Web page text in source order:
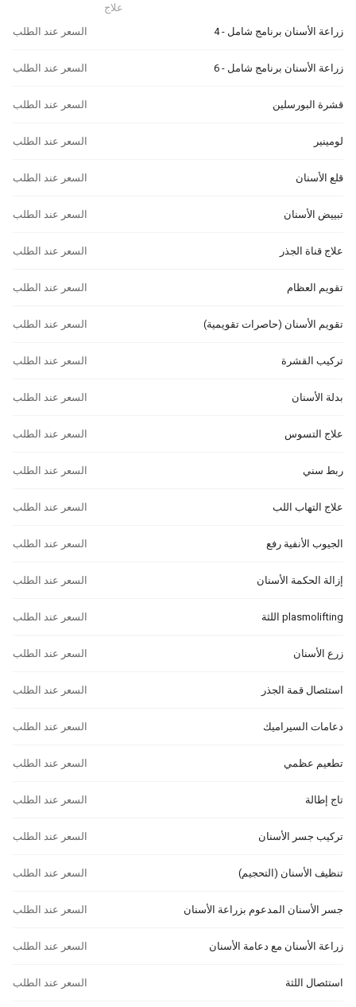
علاج
زراعة الأسنان برنامج شامل - 4
السعر عند الطلب
زراعة الأسنان برنامج شامل - 6 السعر عند الطلب
قشرة البورسلين السعر عند الطلب
لومينير السعر عند الطلب
قلع الأسنان السعر عند الطلب
تبييض الأسنان السعر عند الطلب
علاج قناة الجذر السعر عند الطلب
تقويم العظام السعر عند الطلب
تقويم الأسنان (حاصرات تقويمية) السعر عند الطلب
تركيب القشرة السعر عند الطلب
بدلة الأسنان السعر عند الطلب
علاج التسوس السعر عند الطلب
ربط سني السعر عند الطلب
علاج التهاب اللب السعر عند الطلب
الجيوب الأنفية رفع السعر عند الطلب
إزالة الحكمة الأسنان السعر عند الطلب
plasmolifting اللثة السعر عند الطلب
زرع الأسنان السعر عند الطلب
استئصال قمة الجذر السعر عند الطلب
دعامات السيراميك السعر عند الطلب
تطعيم عظمي السعر عند الطلب
تاج إطالة السعر عند الطلب
تركيب جسر الأسنان السعر عند الطلب
تنظيف الأسنان (التحجيم) السعر عند الطلب
جسر الأسنان المدعوم بزراعة الأسنان السعر عند الطلب
زراعة الأسنان مع دعامة الأسنان السعر عند الطلب
استئصال اللثة السعر عند الطلب